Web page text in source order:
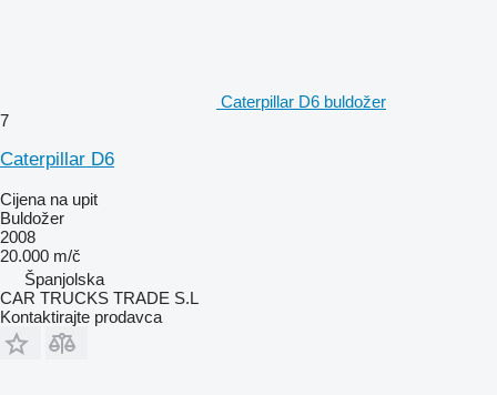
Caterpillar D6 buldožer
7
Caterpillar D6
Cijena na upit
Buldožer
2008
20.000 m/č
Španjolska
CAR TRUCKS TRADE S.L
Kontaktirajte prodavca